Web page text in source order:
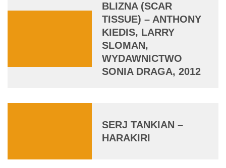
BLIZNA (SCAR
TISSUE) – ANTHONY
KIEDIS, LARRY
SLOMAN,
WYDAWNICTWO
SONIA DRAGA, 2012
SERJ TANKIAN –
HARAKIRI